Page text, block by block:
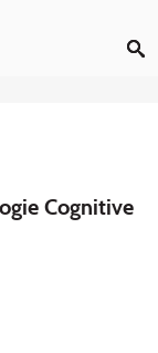
Cognitive